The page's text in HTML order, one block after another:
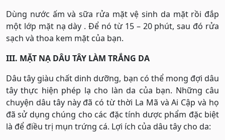
Dùng nước ấm và sữa rửa mặt vệ sinh da mặt rồi đắp
một lớp mặt nạ dày . Để nó từ 15 – 20 phút, sau đó rửa
sạch và thoa kem mặt của bạn.
III. MẶT NẠ DÂU TÂY LÀM TRẮNG DA
Dâu tây giàu chất dinh dưỡng, bạn có thể mong đợi dâu
tây thực hiện phép lạ cho làn da của bạn. Những câu
chuyện dâu tây này đã có từ thời La Mã và Ai Cập và họ
đã sử dụng chúng cho các đặc tính dược phẩm đặc biệt
là để điều trị mụn trứng cá. Lợi ích của dâu tây cho da: